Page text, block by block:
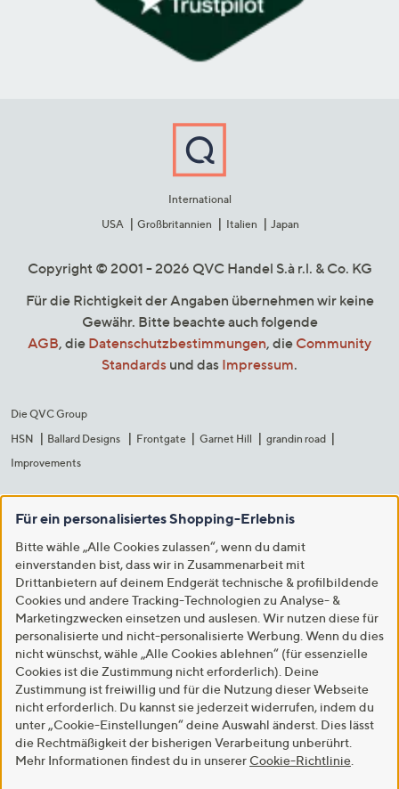
International
USA
Großbritannien Italien Japan
Copyright © 2001 - 2026 QVC Handel S.à r.l. & Co. KG
Für die Richtigkeit der Angaben übernehmen wir keine
Gewähr. Bitte beachte auch folgende
AGB, die Datenschutzbestimmungen, die Community
Standards und das Impressum.
Die QVC Group
HSN
Ballard Designs Frontgate Garnet Hill
grandin road
Improvements
Für ein personalisiertes Shopping-Erlebnis
Bitte wähle „Alle Cookies zulassen“, wenn du damit
einverstanden bist, dass wir in Zusammenarbeit mit
Drittanbietern auf deinem Endgerät technische & profilbildende
Cookies und andere Tracking-Technologien zu Analyse- &
Marketingzwecken einsetzen und auslesen. Wir nutzen diese für
personalisierte und nicht-personalisierte Werbung. Wenn du dies
nicht wünschst, wähle „Alle Cookies ablehnen“ (für essenzielle
Cookies ist die Zustimmung nicht erforderlich). Deine
Zustimmung ist freiwillig und für die Nutzung dieser Webseite
nicht erforderlich. Du kannst sie jederzeit widerrufen, indem du
unter „Cookie-Einstellungen“ deine Auswahl änderst. Dies lässt
die Rechtmäßigkeit der bisherigen Verarbeitung unberührt.
Mehr Informationen findest du in unserer Cookie-Richtlinie